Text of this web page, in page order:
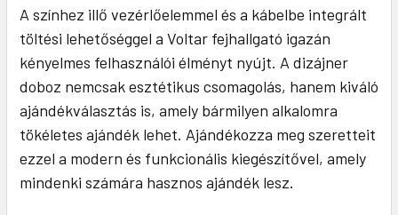
A színhez illő vezérlőelemmel és a kábelbe integrált
töltési lehetőséggel a Voltar fejhallgató igazán
kényelmes felhasználói élményt nyújt. A dizájner
doboz nemcsak esztétikus csomagolás, hanem kiváló
ajándékválasztás is, amely bármilyen alkalomra
tökéletes ajándék lehet. Ajándékozza meg szeretteit
ezzel a modern és funkcionális kiegészítővel, amely
mindenki számára hasznos ajándék lesz.